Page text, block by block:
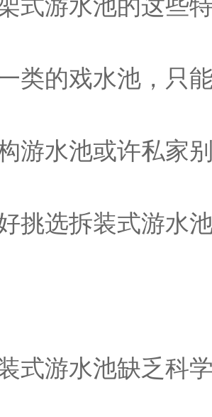
类的戏水池，只
游水池或许私家
挑选拆装式游水
式游水池缺乏科